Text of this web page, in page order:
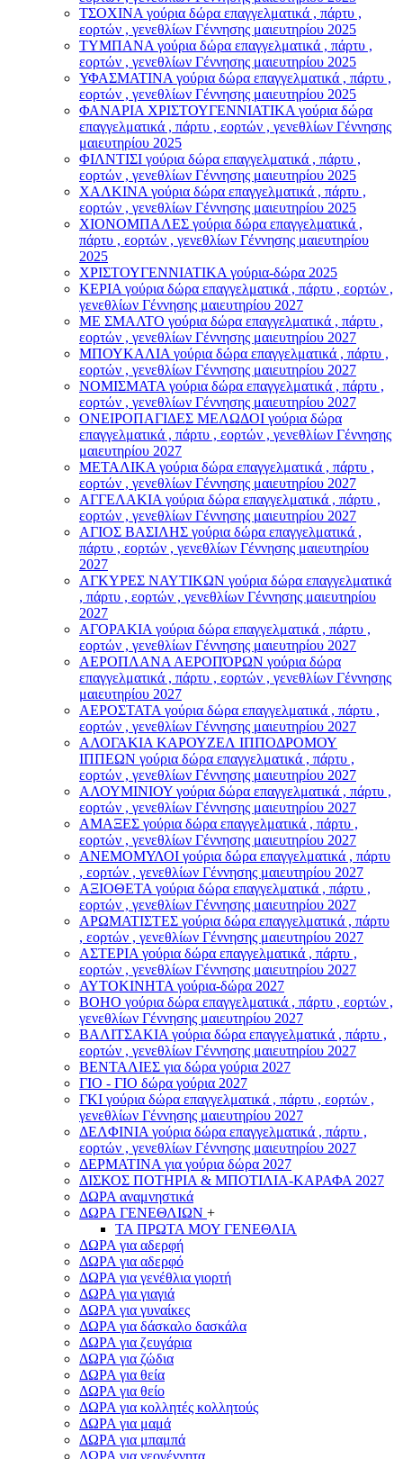
ΤΣΟΧΙΝΑ γούρια δώρα επαγγελματικά , πάρτυ ,
εορτών , γενεθλίων Γέννησης μαιευτηρίου 2025
ΤΥΜΠΑΝΑ γούρια δώρα επαγγελματικά , πάρτυ ,
εορτών , γενεθλίων Γέννησης μαιευτηρίου 2025
ΥΦΑΣΜΑΤΙΝΑ γούρια δώρα επαγγελματικά , πάρτυ ,
εορτών , γενεθλίων Γέννησης μαιευτηρίου 2025
ΦΑΝΑΡΙΑ ΧΡΙΣΤΟΥΓΕΝΝΙΑΤΙΚΑ γούρια δώρα
επαγγελματικά , πάρτυ , εορτών , γενεθλίων Γέννησης
μαιευτηρίου 2025
ΦΙΛΝΤΙΣΙ γούρια δώρα επαγγελματικά , πάρτυ ,
εορτών , γενεθλίων Γέννησης μαιευτηρίου 2025
ΧΑΛΚΙΝΑ γούρια δώρα επαγγελματικά , πάρτυ ,
εορτών , γενεθλίων Γέννησης μαιευτηρίου 2025
ΧΙΟΝΟΜΠΑΛΕΣ γούρια δώρα επαγγελματικά ,
πάρτυ , εορτών , γενεθλίων Γέννησης μαιευτηρίου
2025
ΧΡΙΣΤΟΥΓΕΝΝΙΑΤΙΚΑ γούρια-δώρα 2025
ΚΕΡΙΑ γούρια δώρα επαγγελματικά , πάρτυ , εορτών ,
γενεθλίων Γέννησης μαιευτηρίου 2027
ΜΕ ΣΜΑΛΤΟ γούρια δώρα επαγγελματικά , πάρτυ ,
εορτών , γενεθλίων Γέννησης μαιευτηρίου 2027
ΜΠΟΥΚΑΛΙΑ γούρια δώρα επαγγελματικά , πάρτυ ,
εορτών , γενεθλίων Γέννησης μαιευτηρίου 2027
ΝΟΜΙΣΜΑΤΑ γούρια δώρα επαγγελματικά , πάρτυ ,
εορτών , γενεθλίων Γέννησης μαιευτηρίου 2027
ΟΝΕΙΡΟΠΑΓΙΔΕΣ ΜΕΛΩΔΟΙ γούρια δώρα
επαγγελματικά , πάρτυ , εορτών , γενεθλίων Γέννησης
μαιευτηρίου 2027
ΜΕΤΑΛΙΚΑ γούρια δώρα επαγγελματικά , πάρτυ ,
εορτών , γενεθλίων Γέννησης μαιευτηρίου 2027
ΑΓΓΕΛΑΚΙΑ γούρια δώρα επαγγελματικά , πάρτυ ,
εορτών , γενεθλίων Γέννησης μαιευτηρίου 2027
ΑΓΙΟΣ ΒΑΣΙΛΗΣ γούρια δώρα επαγγελματικά ,
πάρτυ , εορτών , γενεθλίων Γέννησης μαιευτηρίου
2027
ΑΓΚΥΡΕΣ ΝΑΥΤΙΚΩΝ γούρια δώρα επαγγελματικά
, πάρτυ , εορτών , γενεθλίων Γέννησης μαιευτηρίου
2027
ΑΓΟΡΑΚΙΑ γούρια δώρα επαγγελματικά , πάρτυ ,
εορτών , γενεθλίων Γέννησης μαιευτηρίου 2027
ΑΕΡΟΠΛΑΝΑ ΑΕΡΟΠΌΡΩΝ γούρια δώρα
επαγγελματικά , πάρτυ , εορτών , γενεθλίων Γέννησης
μαιευτηρίου 2027
ΑΕΡΟΣΤΑΤΑ γούρια δώρα επαγγελματικά , πάρτυ ,
εορτών , γενεθλίων Γέννησης μαιευτηρίου 2027
ΑΛΟΓΑΚΙΑ ΚΑΡΟΥΖΕΛ ΙΠΠΟΔΡΟΜΟΥ
ΙΠΠΕΩΝ γούρια δώρα επαγγελματικά , πάρτυ ,
εορτών , γενεθλίων Γέννησης μαιευτηρίου 2027
ΑΛΟΥΜΙΝΙΟΥ γούρια δώρα επαγγελματικά , πάρτυ ,
εορτών , γενεθλίων Γέννησης μαιευτηρίου 2027
ΑΜΑΞΕΣ γούρια δώρα επαγγελματικά , πάρτυ ,
εορτών , γενεθλίων Γέννησης μαιευτηρίου 2027
ΑΝΕΜΟΜΥΛΟI γούρια δώρα επαγγελματικά , πάρτυ
, εορτών , γενεθλίων Γέννησης μαιευτηρίου 2027
ΑΞΙΟΘΕΤΑ γούρια δώρα επαγγελματικά , πάρτυ ,
εορτών , γενεθλίων Γέννησης μαιευτηρίου 2027
ΑΡΩΜΑΤΙΣΤΕΣ γούρια δώρα επαγγελματικά , πάρτυ
, εορτών , γενεθλίων Γέννησης μαιευτηρίου 2027
ΑΣΤΕΡIA γούρια δώρα επαγγελματικά , πάρτυ ,
εορτών , γενεθλίων Γέννησης μαιευτηρίου 2027
ΑΥΤΟΚΙΝΗΤΑ γούρια-δώρα 2027
ΒOHO γούρια δώρα επαγγελματικά , πάρτυ , εορτών ,
γενεθλίων Γέννησης μαιευτηρίου 2027
ΒΑΛΙΤΣΑΚΙΑ γούρια δώρα επαγγελματικά , πάρτυ ,
εορτών , γενεθλίων Γέννησης μαιευτηρίου 2027
ΒΕΝΤΑΛΙΕΣ για δώρα γούρια 2027
ΓΙΟ - ΓΙΟ δώρα γούρια 2027
ΓΚΙ γούρια δώρα επαγγελματικά , πάρτυ , εορτών ,
γενεθλίων Γέννησης μαιευτηρίου 2027
ΔΕΛΦΙΝΙΑ γούρια δώρα επαγγελματικά , πάρτυ ,
εορτών , γενεθλίων Γέννησης μαιευτηρίου 2027
ΔΕΡΜΑΤΙΝΑ για γούρια δώρα 2027
ΔΙΣΚΟΣ ΠΟΤΗΡΙΑ & ΜΠΟΤΙΛΙΑ-ΚΑΡΑΦΑ 2027
ΔΩΡΑ αναμνηστικά
ΔΩΡΑ ΓΕΝΕΘΛΙΩΝ +
ΤΑ ΠΡΩΤΑ ΜΟΥ ΓΕΝΕΘΛΙΑ
ΔΩΡΑ για αδερφή
ΔΩΡΑ για αδερφό
ΔΩΡΑ για γενέθλια γιορτή
ΔΩΡΑ για γιαγιά
ΔΩΡΑ για γυναίκες
ΔΩΡΑ για δάσκαλο δασκάλα
ΔΩΡΑ για ζευγάρια
ΔΩΡΑ για ζώδια
ΔΩΡΑ για θεία
ΔΩΡΑ για θείο
ΔΩΡΑ για κολλητές κολλητούς
ΔΩΡΑ για μαμά
ΔΩΡΑ για μπαμπά
ΔΩΡΑ για νεογέννητα